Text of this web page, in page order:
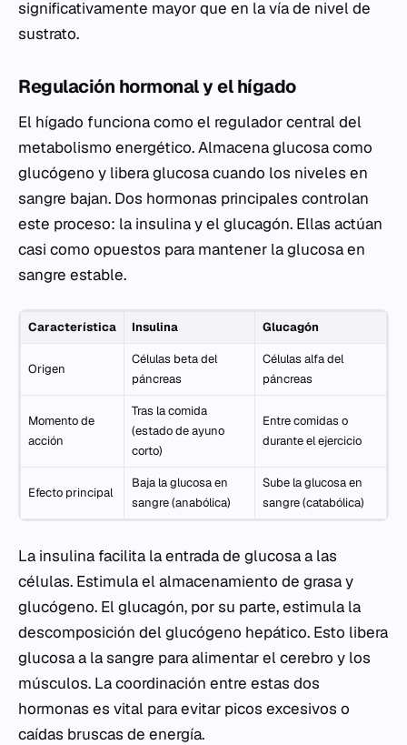
significativamente mayor que en la vía de nivel de
sustrato.
Regulación hormonal y el hígado
El hígado funciona como el regulador central del
metabolismo energético. Almacena glucosa como
glucógeno y libera glucosa cuando los niveles en
sangre bajan. Dos hormonas principales controlan
este proceso: la insulina y el glucagón. Ellas actúan
casi como opuestos para mantener la glucosa en
sangre estable.
Característica Insulina Glucagón
Origen
Células beta del
páncreas
Células alfa del
páncreas
Momento de
acción
Tras la comida
(estado de ayuno
corto)
Entre comidas o
durante el ejercicio
Efecto principal
Baja la glucosa en
sangre (anabólica)
Sube la glucosa en
sangre (catabólica)
La insulina facilita la entrada de glucosa a las
células. Estimula el almacenamiento de grasa y
glucógeno. El glucagón, por su parte, estimula la
descomposición del glucógeno hepático. Esto libera
glucosa a la sangre para alimentar el cerebro y los
músculos. La coordinación entre estas dos
hormonas es vital para evitar picos excesivos o
caídas bruscas de energía.